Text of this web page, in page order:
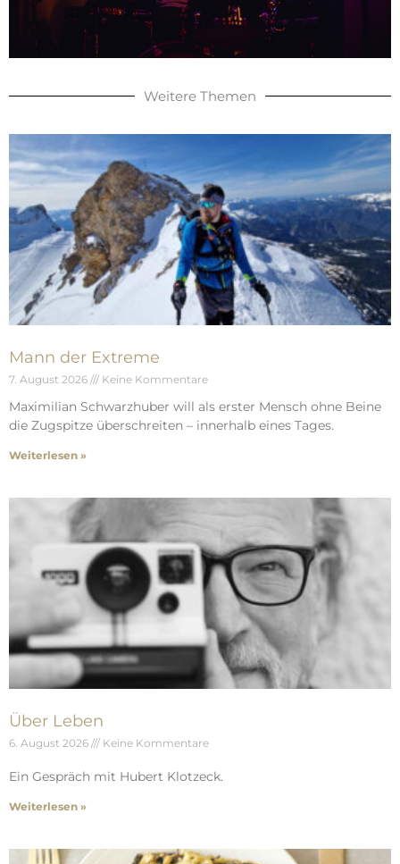
Weitere Themen
Mann der Extreme
7. August 2026 Keine Kommentare
Maximilian Schwarzhuber will als erster Mensch ohne Beine
die Zugspitze überschreiten – innerhalb eines Tages.
Weiterlesen »
Über Leben
6. August 2026 Keine Kommentare
Ein Gespräch mit Hubert Klotzeck.
Weiterlesen »